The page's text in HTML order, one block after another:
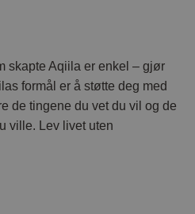
skapte Aqiila er enkel – gjør
formål er å støtte deg med
de tingene du vet du vil og de
ville. Lev livet uten